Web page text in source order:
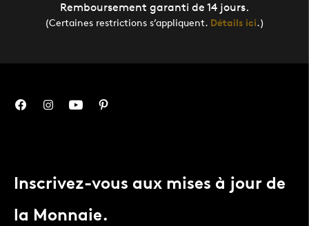
Remboursement garanti de 14 jours.
(Certaines restrictions s’appliquent. Détails ici.)
Inscrivez-vous aux mises à jour de
la Monnaie.